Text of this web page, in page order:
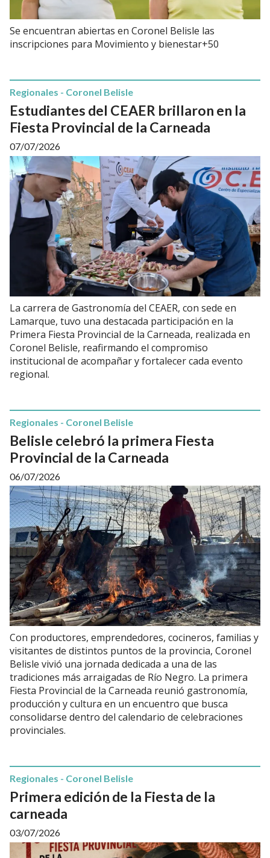
Se encuentran abiertas en Coronel Belisle las
inscripciones para Movimiento y bienestar+50
Estudiantes del CEAER brillaron en la
Fiesta Provincial de la Carneada
Regionales - Coronel Belisle
07/07/2026
La carrera de Gastronomía del CEAER, con sede en
Lamarque, tuvo una destacada participación en la
Primera Fiesta Provincial de la Carneada, realizada en
Coronel Belisle, reafirmando el compromiso
institucional de acompañar y fortalecer cada evento
regional.
Belisle celebró la primera Fiesta
Provincial de la Carneada
Regionales - Coronel Belisle
06/07/2026
Con productores, emprendedores, cocineros, familias y
visitantes de distintos puntos de la provincia, Coronel
Belisle vivió una jornada dedicada a una de las
tradiciones más arraigadas de Río Negro. La primera
Fiesta Provincial de la Carneada reunió gastronomía,
producción y cultura en un encuentro que busca
consolidarse dentro del calendario de celebraciones
provinciales.
Primera edición de la Fiesta de la
carneada
Regionales - Coronel Belisle
03/07/2026